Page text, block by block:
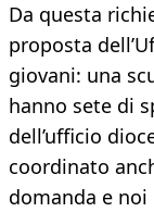
Da questa
proposta
giovani: una
hanno sete di
dell’ufficio
coordinato
domanda e